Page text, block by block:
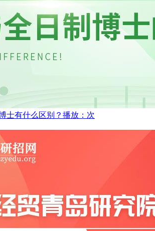
士有什么区别？ 播放：次